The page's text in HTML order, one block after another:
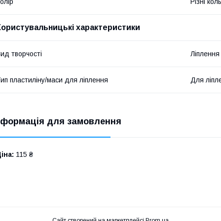
характеристики
творчості Ліплення
пластиліну/маси для ліплення Для
для замовлення
115 ₴